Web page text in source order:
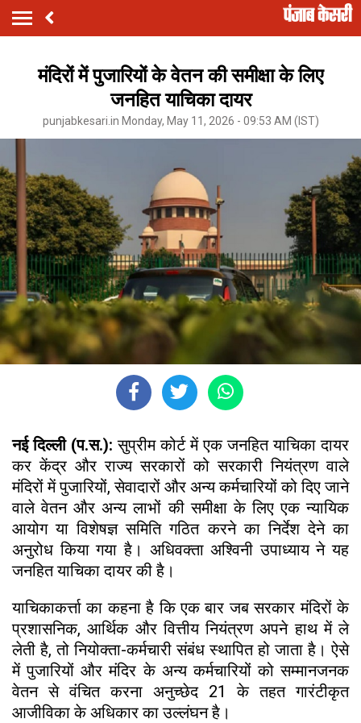
मंदिरों में पुजारियों के वेतन की समीक्षा के लिए
जनहित याचिका दायर
punjabkesari.in Monday, May 11, 2026 - 09:53 AM (IST)
नई दिल्ली (प.स.):सुप्रीम कोर्ट में एक जनहित याचिका दायर
कर केंद्र और राज्य सरकारों को सरकारी नियंत्रण वाले
मंदिरों में पुजारियों, सेवादारों और अन्य कर्मचारियों को दिए जाने
वाले वेतन और अन्य लाभों की समीक्षा के लिए एक न्यायिक
आयोग या विशेषज्ञ समिति गठित करने का निर्देश देने का
अनुरोध किया गया है। अधिवक्ता अश्विनी उपाध्याय ने यह
जनहित याचिका दायर की है।
याचिकाकर्त्ता का कहना है कि एक बार जब सरकार मंदिरों के
प्रशासनिक, आर्थिक और वित्तीय नियंत्रण अपने हाथ में ले
लेती है, तो नियोक्ता-कर्मचारी संबंध स्थापित हो जाता है। ऐसे
में पुजारियों और मंदिर के अन्य कर्मचारियों को सम्मानजनक
वेतन से वंचित करना अनुच्छेद 21 के तहत गारंटीकृत
आजीविका के अधिकार का उल्लंघन है।